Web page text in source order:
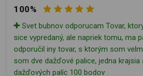
100%
Svet bubnov odporucam Tovar,
sice vypredaný, ale napriek tomu, ma
odporučil iny tovar, s ktorým som
som dve dažďové palice, jedna krajsia
dažďových palíc 100 bodov